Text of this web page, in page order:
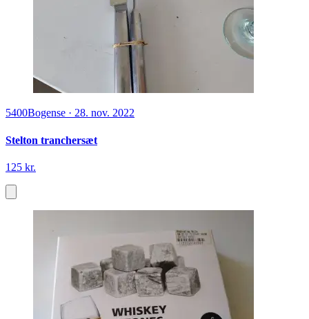
5400Bogense · 28. nov. 2022
Stelton tranchersæt
125 kr.